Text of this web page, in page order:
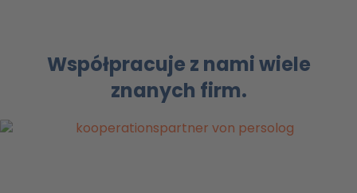
Współpracuje z nami wiele
znanych firm.